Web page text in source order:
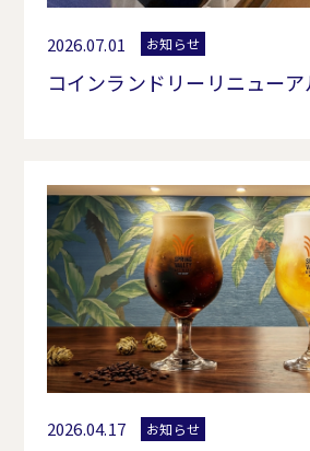
2026.07.01 お知らせ
コインランドリーリニューア
2026.04.17 お知らせ